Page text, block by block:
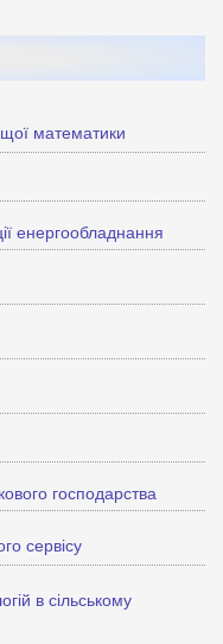
математики
енергообладнання
господарства
сервісу
в сільському